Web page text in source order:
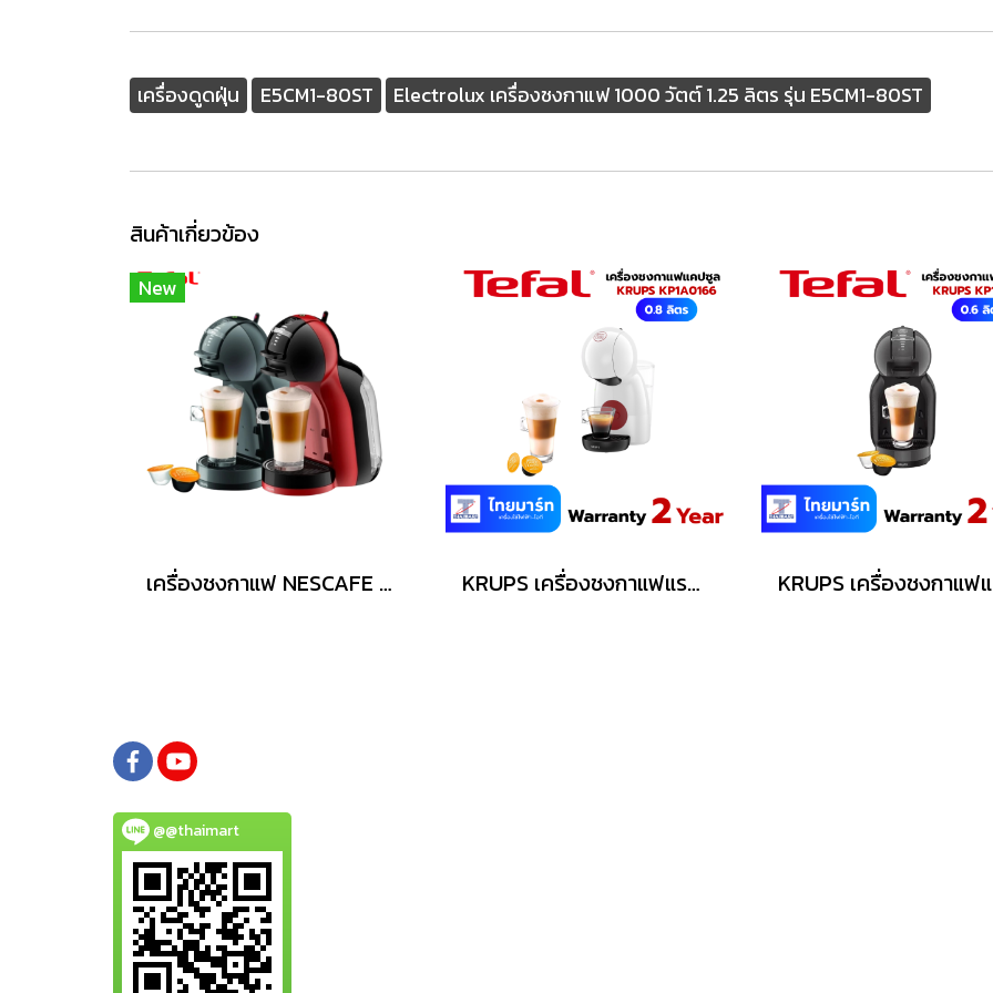
เครื่องดูดฝุ่น E5CM1-80ST Electrolux เครื่องชงกาแฟ 1000 วัตต์ 1.25 ลิตร รุ่น E5CM1-80ST
สินค้าเกี่ยวข้อง
New
เครื่องชงกาแฟ NESCAFE 0.8 ลิตร รุ่น KP120866 KRUPS เครื่องชงกาแฟแรงดัน PICCOLO XS รุ่น KP1A0166 แรงดัน 15 บาร์
@@thaimart